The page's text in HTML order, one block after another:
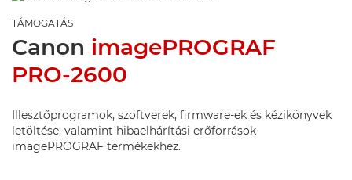
TÁMOGATÁS
Canon imagePROGRAF
PRO-2600
Illesztőprogramok, szoftverek, firmware-ek és kézikönyvek
letöltése, valamint hibaelhárítási erőforrások
imagePROGRAF termékekhez.